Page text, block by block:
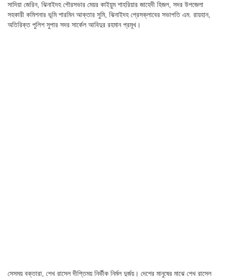
সাদিয়া জেরিন, ঝিনাইদহ পৌরসভার মেয়র কাইয়ুম শাহরিয়ার জাহেদী হিজল, সদর উপজেলা
সহকারী কমিশনার ভূমি শারমিন আক্তার সুমি, ঝিনাইদহ প্রেসক্লাবের সভাপতি এম. রায়হান,
অতিরিক্ত পুলিশ সুপার সদর সার্কেল আবিদুর রহমান প্রমূখ।
সেসময় বক্তারা, শেখ রাসেল দীপ্তিময় নির্ভীক নির্মল দুর্জয়। দেশের মানুষের মাঝে শেখ রাসেল